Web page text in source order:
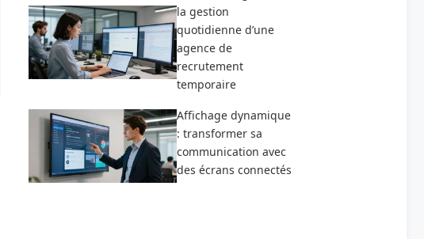
la gestion
quotidienne d’une
agence de
recrutement
temporaire
Affichage dynamique
: transformer sa
communication avec
des écrans connectés